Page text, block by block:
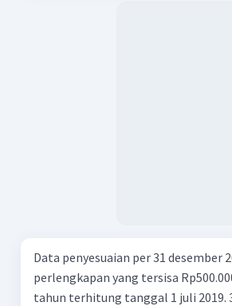
Data penyesuaian per 31 desember
perlengkapan yang tersisa Rp500.000,00 2. pendapatan sewa
tahun terhitung tanggal 1 juli 2019. 3. iklan dibayar untuk 10 kali terbit, dan